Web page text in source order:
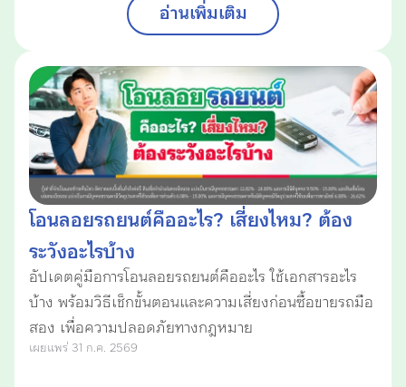
อ่านเพิ่มเติม
โอนลอยรถยนต์คืออะไร? เสี่ยงไหม? ต้อง
ระวังอะไรบ้าง
อัปเดตคู่มือการโอนลอยรถยนต์คืออะไร ใช้เอกสารอะไร
บ้าง พร้อมวิธีเช็กขั้นตอนและความเสี่ยงก่อนซื้อขายรถมือ
สอง เพื่อความปลอดภัยทางกฎหมาย
เผยแพร่ 31 ก.ค. 2569